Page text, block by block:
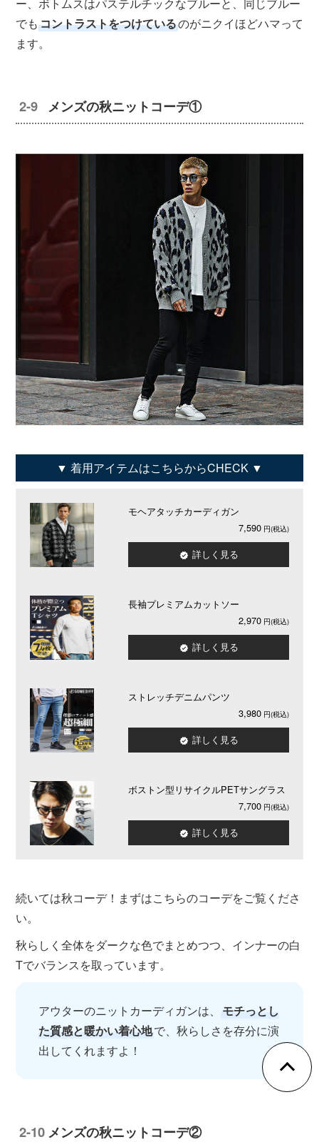
でもコントラストをつけているのがニクイほどハマって
ます。
メンズの秋ニットコーデ①
着用アイテムはこちらからCHECK
モヘアタッチカーディガン
7,590
詳しく見る
長袖プレミアムカットソー
2,970
詳しく見る
ストレッチデニムパンツ
3,980
詳しく見る
ボストン型リサイクルPETサングラス
7,700
詳しく見る
続いては秋コーデ！まずはこちらのコーデをご覧くださ
い。
秋らしく全体をダークな色でまとめつつ、インナーの白
Tでバランスを取っています。
アウターのニットカーディガンは、
モチっとし
た質感と暖かい着心地で、秋らしさを存分に演
出してくれますよ！
メンズの秋ニットコーデ②